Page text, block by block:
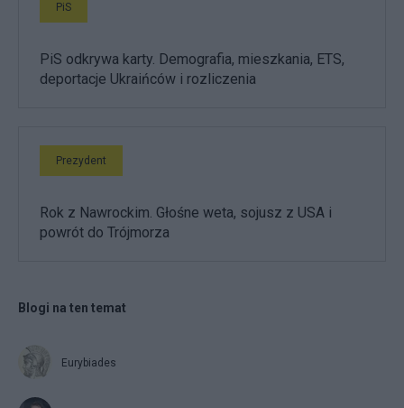
PiS
PiS odkrywa karty. Demografia, mieszkania, ETS,
deportacje Ukraińców i rozliczenia
Prezydent
Rok z Nawrockim. Głośne weta, sojusz z USA i
powrót do Trójmorza
Blogi na ten temat
Eurybiades